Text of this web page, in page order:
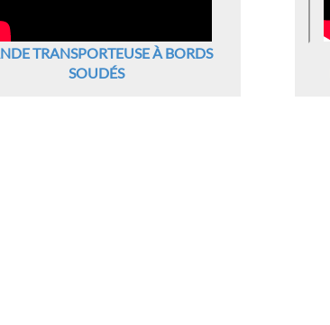
TRANSPORTEUSE À BORDS
SOUDÉS